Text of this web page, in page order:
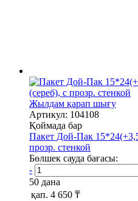
Жылдам қарап шығу
Артикул: 104108
Қоймада бар
Пакет Дой-Пак
прозр. стенкой
Бөлшек сауда бағасы:
-
50 дана
қап. 4 650 ₸